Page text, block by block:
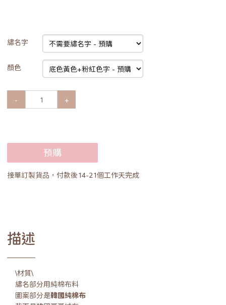
繡名字
顏色
- +
預購
接單訂製貨品，付款後14-21個工作天完成
描述
\材質\
繡名部分用純棉布料
圖案部分是韓國純棉布